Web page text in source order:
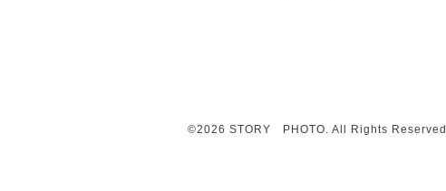
©2026 STORY PHOTO . All Rights Reserved.